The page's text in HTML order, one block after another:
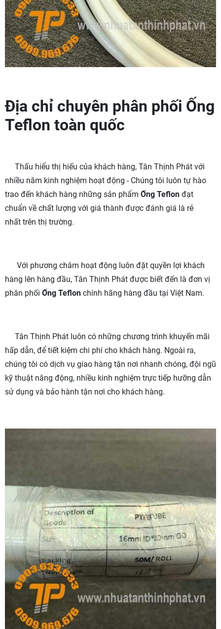
Địa chỉ chuyên phân phối Ống
Teflon toàn quốc
Thấu hiểu thị hiếu của khách hàng, Tân Thịnh Phát với
nhiều năm kinh nghiệm hoạt động - Chúng tôi luôn tự hào
trao đến khách hàng những sản phẩm Ống Teflon đạt
chuẩn về chất lượng với giá thành được đánh giá là rẻ
nhất trên thị trường.
Với phương châm hoạt động luôn đặt quyền lợi khách
hàng lên hàng đầu, Tân Thịnh Phát được biết đến là đơn vị
phân phối Ống Teflon chính hãng hàng đầu tại Việt Nam.
Tân Thịnh Phát luôn có những chương trình khuyến mãi
hấp dẫn, để tiết kiệm chi phí cho khách hàng. Ngoài ra,
chúng tôi có dịch vụ giao hàng tận nơi nhanh chóng, đội ngũ
kỹ thuật năng động, nhiều kinh nghiệm trực tiếp hưỡng dẫn
sử dụng và bảo hành tận nơi cho khách hàng.